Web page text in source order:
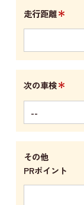
走行距離＊
次の車検＊
その他
PRポイント